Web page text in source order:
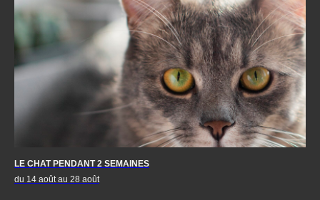
LE CHAT PENDANT 2 SEMAINES
du 14 août au 28 août